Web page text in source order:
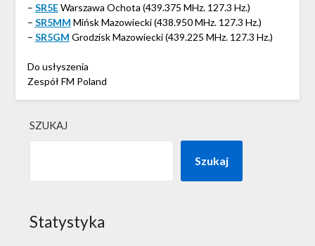
– SR5EWarszawa Ochota (439.375 MHz. 127.3 Hz.)
– SR5MM Mińsk Mazowiecki (438.950 MHz. 127.3 Hz.)
– SR5GM Grodzisk Mazowiecki (439.225 MHz. 127.3 Hz.)
Do usłyszenia
Zespół FM Poland
SZUKAJ
Szukaj
Statystyka